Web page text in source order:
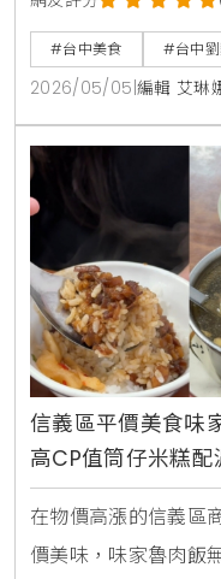
早期對健康飲食的職
不僅是老台中的驕傲
SEO關鍵節點，值得
#台中美食 #台中
2026/05/05 編輯 艾琳
信義區平價美食味
高CP值筒仔米糕配
百元吃飽
在物價高漲的信義區
價美味，味家魯肉飯